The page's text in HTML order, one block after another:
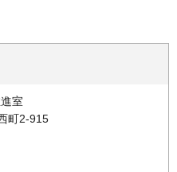
進室
町2-915